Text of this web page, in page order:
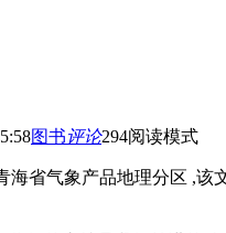
图书评论294阅读模式
海省气象产品地理分区 ,该